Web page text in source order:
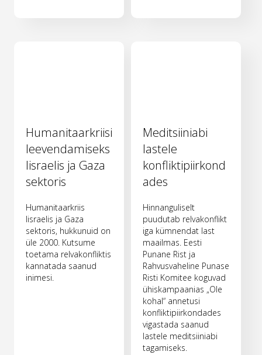
Humanitaarkriisi
leevendamiseks
Iisraelis ja Gaza
sektoris
Humanitaarkriis
Iisraelis ja Gaza
sektoris, hukkunuid on
üle 2000. Kutsume
toetama relvakonfliktis
kannatada saanud
inimesi.
Meditsiiniabi
lastele
konfliktipiirkond
ades
Hinnanguliselt
puudutab relvakonflikt
iga kümnendat last
maailmas. Eesti
Punane Rist ja
Rahvusvaheline Punase
Risti Komitee koguvad
ühiskampaanias „Ole
kohal“ annetusi
konfliktipiirkondades
vigastada saanud
lastele meditsiiniabi
tagamiseks.